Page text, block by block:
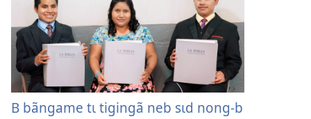
B bãngame tɩ tigingã neb sɩd nong-b